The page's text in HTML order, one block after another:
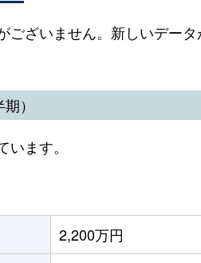
ざいません。新しいデー
）
ます。
2,200万円